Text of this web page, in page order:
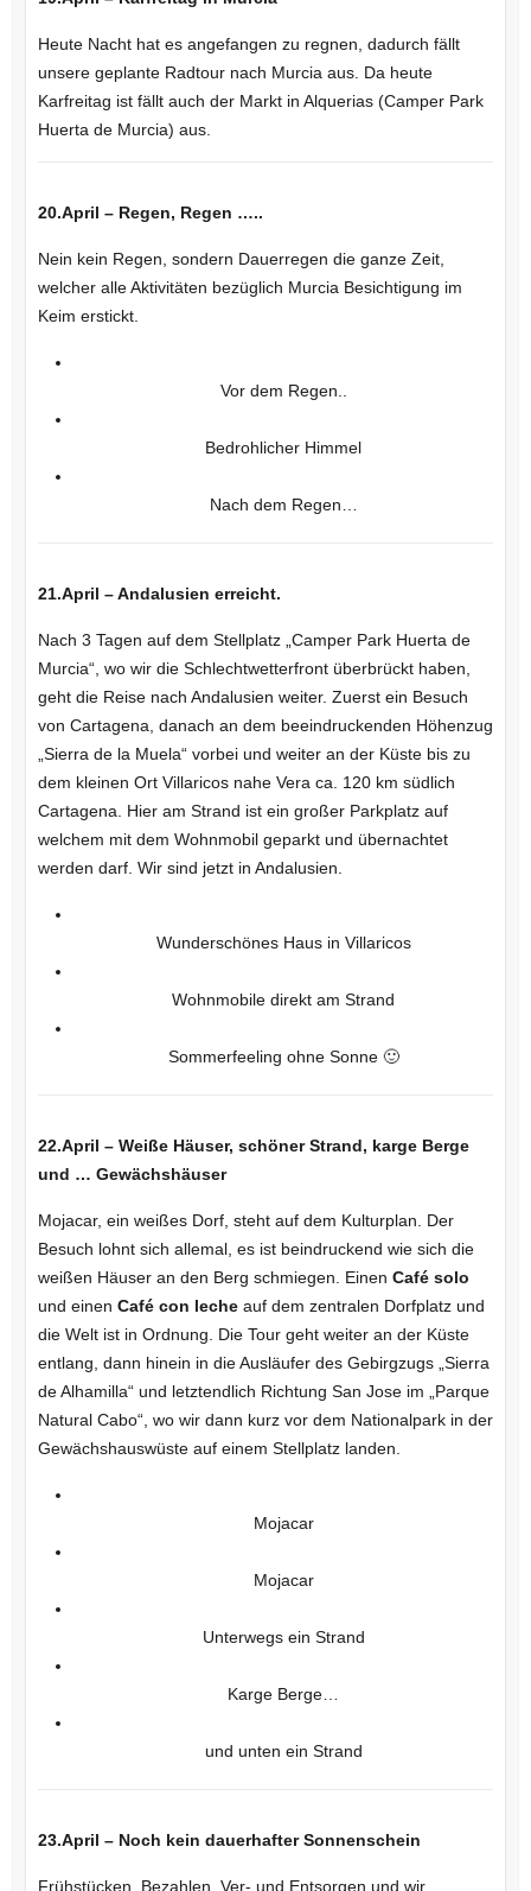
Heute Nacht hat es angefangen zu regnen, dadurch fällt
unsere geplante Radtour nach Murcia aus. Da heute
Karfreitag ist fällt auch der Markt in Alquerias (Camper Park
Huerta de Murcia) aus.
20.April – Regen, Regen …..
Nein kein Regen, sondern Dauerregen die ganze Zeit,
welcher alle Aktivitäten bezüglich Murcia Besichtigung im
Keim erstickt.
Vor dem Regen..
Bedrohlicher Himmel
Nach dem Regen…
21.April – Andalusien erreicht.
Nach 3 Tagen auf dem Stellplatz „Camper Park Huerta de
Murcia“, wo wir die Schlechtwetterfront überbrückt haben,
geht die Reise nach Andalusien weiter. Zuerst ein Besuch
von Cartagena, danach an dem beeindruckenden Höhenzug
„Sierra de la Muela“ vorbei und weiter an der Küste bis zu
dem kleinen Ort Villaricos nahe Vera ca. 120 km südlich
Cartagena. Hier am Strand ist ein großer Parkplatz auf
welchem mit dem Wohnmobil geparkt und übernachtet
werden darf. Wir sind jetzt in Andalusien.
Wunderschönes Haus in Villaricos
Wohnmobile direkt am Strand
Sommerfeeling ohne Sonne 🙂
22.April – Weiße Häuser, schöner Strand, karge Berge
und … Gewächshäuser
Mojacar, ein weißes Dorf, steht auf dem Kulturplan. Der
Besuch lohnt sich allemal, es ist beindruckend wie sich die
weißen Häuser an den Berg schmiegen. Einen Café solo
und einen Café con lecheauf dem zentralen Dorfplatz und
die Welt ist in Ordnung. Die Tour geht weiter an der Küste
entlang, dann hinein in die Ausläufer des Gebirgzugs „Sierra
de Alhamilla“ und letztendlich Richtung San Jose im „Parque
Natural Cabo“, wo wir dann kurz vor dem Nationalpark in der
Gewächshauswüste auf einem Stellplatz landen.
Mojacar
Mojacar
Unterwegs ein Strand
Karge Berge…
und unten ein Strand
23.April – Noch kein dauerhafter Sonnenschein
Frühstücken, Bezahlen, Ver- und Entsorgen und wir